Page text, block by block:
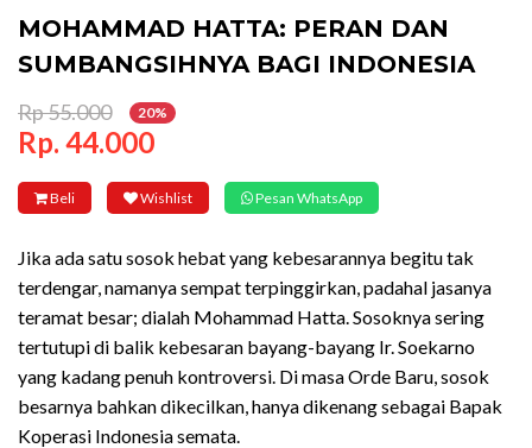
MOHAMMAD HATTA: PERAN DAN
SUMBANGSIHNYA BAGI INDONESIA
Rp 55.000 20%
Rp. 44.000
Beli Wishlist Pesan WhatsApp
Jika ada satu sosok hebat yang kebesarannya begitu tak
terdengar, namanya sempat terpinggirkan, padahal jasanya
teramat besar; dialah Mohammad Hatta. Sosoknya sering
tertutupi di balik kebesaran bayang-bayang Ir. Soekarno
yang kadang penuh kontroversi. Di masa Orde Baru, sosok
besarnya bahkan dikecilkan, hanya dikenang sebagai Bapak
Koperasi Indonesia semata.